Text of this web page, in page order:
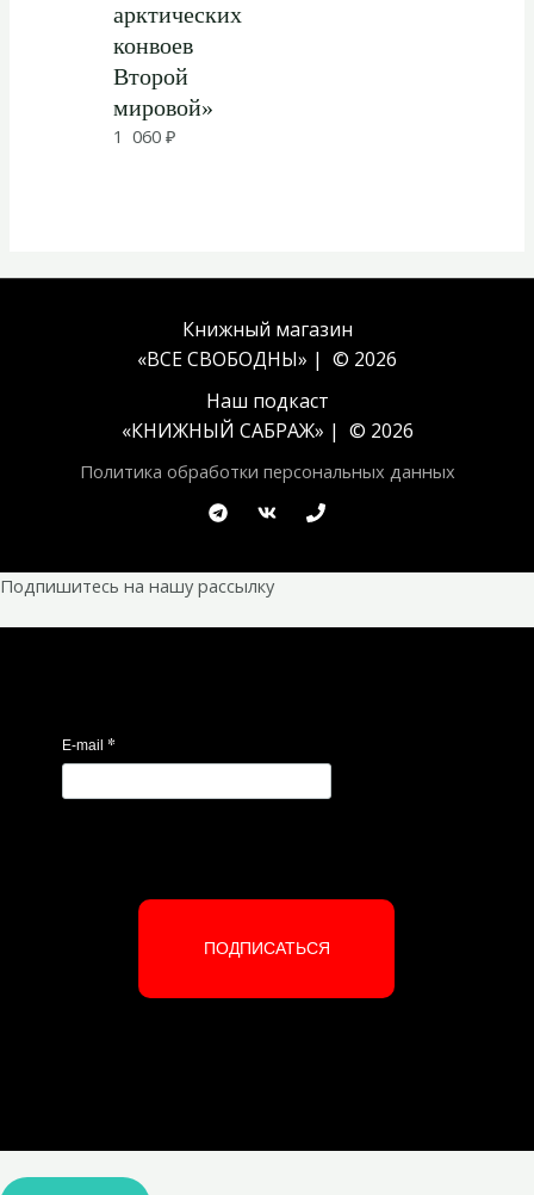
арктических
конвоев
Второй
мировой»
1 060₽
Книжный магазин
«ВСЕ СВОБОДНЫ» | © 2026
Наш подкаст
«КНИЖНЫЙ САБРАЖ» | © 2026
Политика обработки персональных данных
Подпишитесь на нашу рассылку
E-mail *
ПОДПИСАТЬСЯ